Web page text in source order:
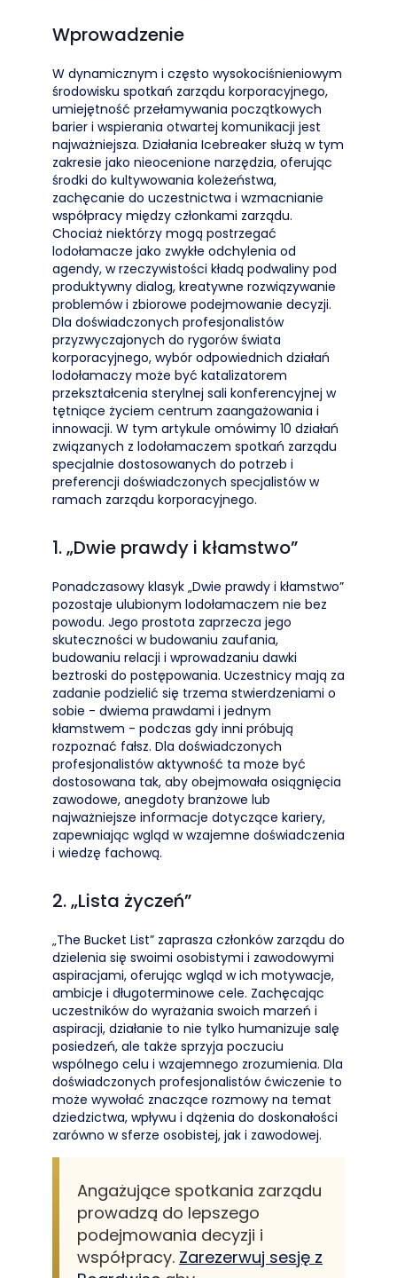
Wprowadzenie
W dynamicznym i często wysokociśnieniowym
środowisku spotkań zarządu korporacyjnego,
umiejętność przełamywania początkowych
barier i wspierania otwartej komunikacji jest
najważniejsza. Działania Icebreaker służą w tym
zakresie jako nieocenione narzędzia, oferując
środki do kultywowania koleżeństwa,
zachęcanie do uczestnictwa i wzmacnianie
współpracy między członkami zarządu.
Chociaż niektórzy mogą postrzegać
lodołamacze jako zwykłe odchylenia od
agendy, w rzeczywistości kładą podwaliny pod
produktywny dialog, kreatywne rozwiązywanie
problemów i zbiorowe podejmowanie decyzji.
Dla doświadczonych profesjonalistów
przyzwyczajonych do rygorów świata
korporacyjnego, wybór odpowiednich działań
lodołamaczy może być katalizatorem
przekształcenia sterylnej sali konferencyjnej w
tętniące życiem centrum zaangażowania i
innowacji. W tym artykule omówimy 10 działań
związanych z lodołamaczem spotkań zarządu
specjalnie dostosowanych do potrzeb i
preferencji doświadczonych specjalistów w
ramach zarządu korporacyjnego.
1. „Dwie prawdy i kłamstwo”
Ponadczasowy klasyk „Dwie prawdy i kłamstwo”
pozostaje ulubionym lodołamaczem nie bez
powodu. Jego prostota zaprzecza jego
skuteczności w budowaniu zaufania,
budowaniu relacji i wprowadzaniu dawki
beztroski do postępowania. Uczestnicy mają za
zadanie podzielić się trzema stwierdzeniami o
sobie - dwiema prawdami i jednym
kłamstwem - podczas gdy inni próbują
rozpoznać fałsz. Dla doświadczonych
profesjonalistów aktywność ta może być
dostosowana tak, aby obejmowała osiągnięcia
zawodowe, anegdoty branżowe lub
najważniejsze informacje dotyczące kariery,
zapewniając wgląd w wzajemne doświadczenia
i wiedzę fachową.
2. „Lista życzeń”
„The Bucket List” zaprasza członków zarządu do
dzielenia się swoimi osobistymi i zawodowymi
aspiracjami, oferując wgląd w ich motywacje,
ambicje i długoterminowe cele. Zachęcając
uczestników do wyrażania swoich marzeń i
aspiracji, działanie to nie tylko humanizuje salę
posiedzeń, ale także sprzyja poczuciu
wspólnego celu i wzajemnego zrozumienia. Dla
doświadczonych profesjonalistów ćwiczenie to
może wywołać znaczące rozmowy na temat
dziedzictwa, wpływu i dążenia do doskonałości
zarówno w sferze osobistej, jak i zawodowej.
Angażujące spotkania zarządu
prowadzą do lepszego
podejmowania decyzji i
współpracy. Zarezerwuj sesję z